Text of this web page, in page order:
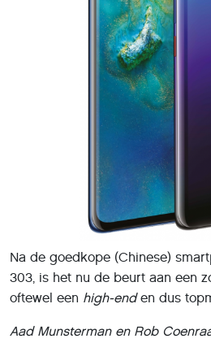
Na de goedkope (Chinese)
303, is het nu de beurt aan een
oftewel een high-enden dus
Aad Munsterman en Rob